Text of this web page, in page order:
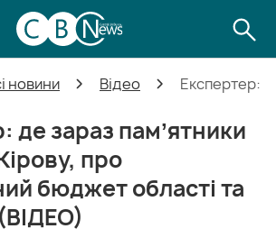
новини Відео Експертер:
де зараз памʼятники
про
бюджет області та